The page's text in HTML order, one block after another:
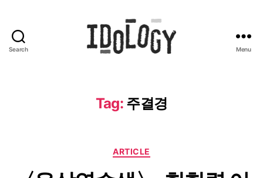
Search Menu
Tag: 주결경
Categories
ARTICLE